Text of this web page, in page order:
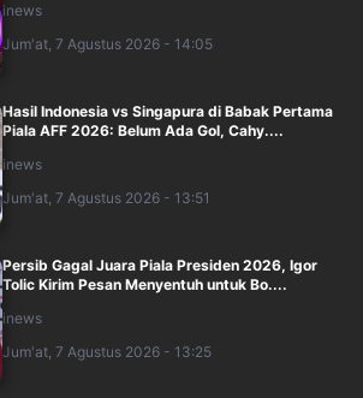
inews
Jum'at, 7 Agustus 2026 - 14:05
Hasil Indonesia vs Singapura di Babak Pertama
Piala AFF 2026: Belum Ada Gol, Cahy....
inews
Jum'at, 7 Agustus 2026 - 13:51
Persib Gagal Juara Piala Presiden 2026, Igor
Tolic Kirim Pesan Menyentuh untuk Bo....
inews
Jum'at, 7 Agustus 2026 - 13:25